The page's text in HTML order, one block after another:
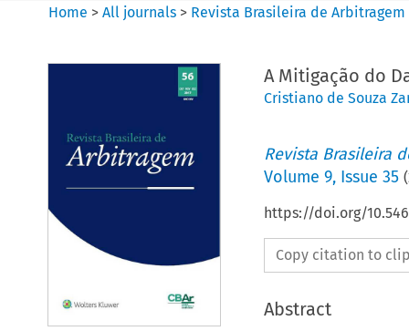
Home >All journals > Revista Brasileira de Arbitragem
A Mitigação do
Cristiano de Souza
Revista Brasileira
Volume 9, Issue 35 (
https://doi.org/
Copy citation to
Abstract